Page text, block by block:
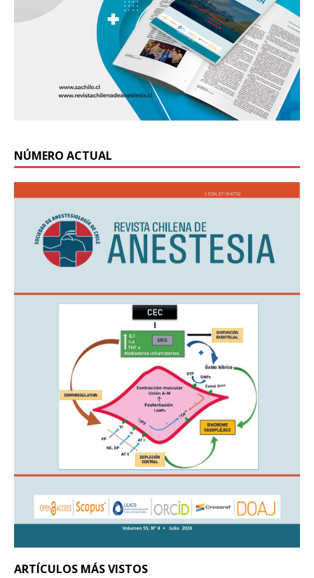
NÚMERO ACTUAL
ARTÍCULOS MÁS VISTOS